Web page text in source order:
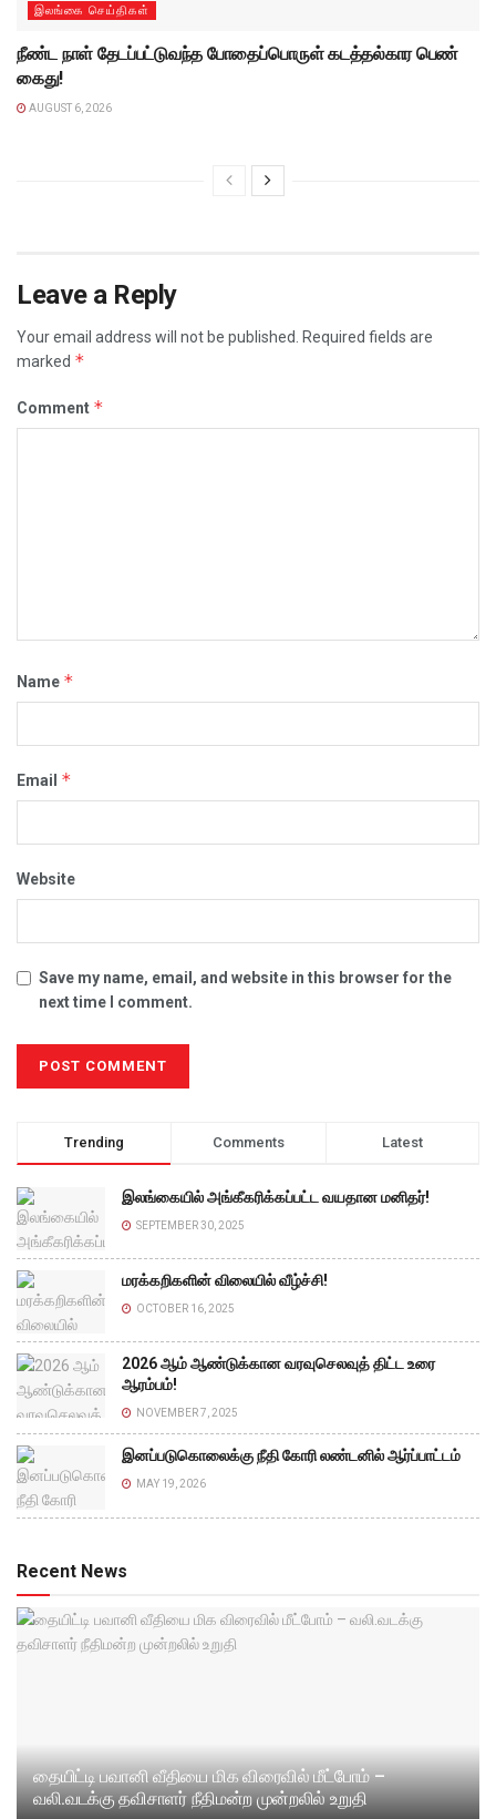
இலங்கை செய்திகள்
நீண்ட நாள் தேடப்பட்டுவந்த போதைப்பொருள் கடத்தல்கார பெண்
கைது!
AUGUST 6, 2026
Leave a Reply
Your email address will not be published.
Required fields are
marked *
Comment *
Name *
Email *
Website
Save my name, email, and website in this browser for the
next time I comment.
Trending Comments Latest
இலங்கையில் அங்கீகரிக்கப்பட்ட வயதான மனிதர்!
SEPTEMBER 30, 2025
மரக்கறிகளின் விலையில் வீழ்ச்சி!
OCTOBER 16, 2025
2026 ஆம் ஆண்டுக்கான வரவுசெலவுத் திட்ட உரை
ஆரம்பம்!
NOVEMBER 7, 2025
இனப்படுகொலைக்கு நீதி கோரி லண்டனில் ஆர்ப்பாட்டம்
MAY 19, 2026
Recent News
தையிட்டி பவானி வீதியை மிக விரைவில் மீட்போம் –
வலி.வடக்கு தவிசாளர் நீதிமன்ற முன்றலில் உறுதி